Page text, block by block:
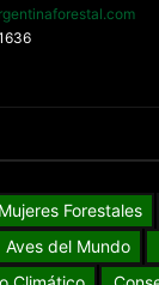
Forestales
Aves del Mundo